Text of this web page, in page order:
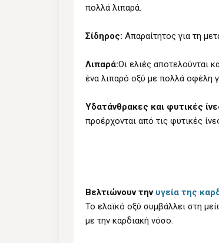
πολλά λιπαρά.
Σίδηρος: Απαραίτητος για τη
Λιπαρά:Οι ελιές αποτελούνται
ένα λιπαρό οξύ με πολλά οφέλη
Υδατάνθρακες και φυτικές
προέρχονται από τις φυτικές
Βελτιώνουν την υγεία της
Το ελαϊκό οξύ συμβάλλει στη
με την καρδιακή νόσο.